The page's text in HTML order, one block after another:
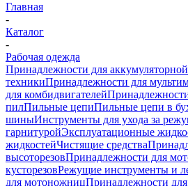
Главная
-
Каталог
-
Рабочая одежда
Принадлежности для аккумуляторной
техникиПринадлежности для
для комбидвигателей
пилПильные цепиПильные цепи в
шиныИнструменты для ухода за
гарнитуройЭксплуатационные
жидкостейЧистящие средства
высоторезовПринадлежности для
кусторезовРежущие инструменты и
для мотоножницПринадлежности для